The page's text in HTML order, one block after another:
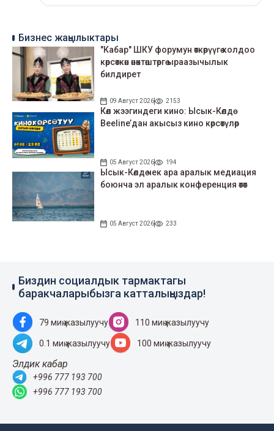
Бизнес жаңылыктары
"Кабар" ШКУ форумун өткөрүүгө колдоо
көрсөткөн өнөктөштөргө ыраазычылык
билдирет
09 Август 2026 2153
Көл жээгиндеги кино: Ысык-Көлдө
Beeline’дан акысыз кино көрсөтүлөр
05 Август 2026 194
Ысык-Көлдө чек ара аралык медиация
боюнча эл аралык конференция өтөт
05 Август 2026 233
Биздин социалдык тармактагы
баракчаларыбызга катталыңыздар!
79 миң жазылуучу 110 миң жазылуучу
0.1 миң жазылуучу 100 миң жазылуучу
Элдик кабар
+996 777 193 700
+996 777 193 700